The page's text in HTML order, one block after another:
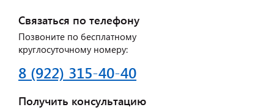
Связаться по телефону
Позвоните по бесплатному
круглосуточному номеру:
8 (922) 315-40-40
Получить консультацию